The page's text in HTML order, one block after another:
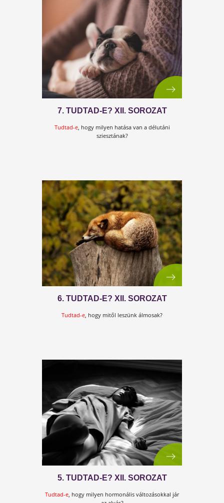
kialakításához.
6 JEL, AMI HORMONÁLIS
UTAL
Nagyon fontos, hogy időben felismerjük a
problémát, hiszen ha nem tesszük...
VAN-E ESÉLYEM A VÍRUSOKKAL
SZEMBEN? 5 TIPP INFLUENZA
IDEJÉN!
...valójában csak nagyon kevés olyan vírus van,